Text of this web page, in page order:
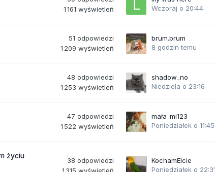
1 161 wyświetleń
Wczoraj o 20:44
51 odpowiedzi
1 209 wyświetleń
brum.brum
8 godzin temu
48 odpowiedzi
1 253 wyświetleń
shadow_no
Niedziela o 23:16
47 odpowiedzi
1 522 wyświetleń
mała_mi123
Poniedziałek o 11:45
życiu
38 odpowiedzi
1 315 wyświetleń
KochamElcie
Poniedziałek o